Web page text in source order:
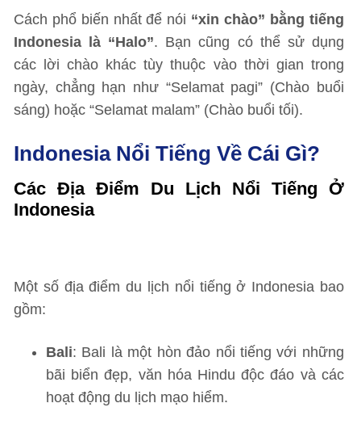
Cách phổ biến nhất để nói “xin chào” bằng tiếng
Indonesia là “Halo”. Bạn cũng có thể sử dụng
các lời chào khác tùy thuộc vào thời gian trong
ngày, chẳng hạn như “Selamat pagi” (Chào buổi
sáng) hoặc “Selamat malam” (Chào buổi tối).
Indonesia Nổi Tiếng Về Cái Gì?
Các Địa Điểm Du Lịch Nổi Tiếng Ở
Indonesia
Một số địa điểm du lịch nổi tiếng ở Indonesia bao
gồm:
Bali: Bali là một hòn đảo nổi tiếng với những
bãi biển đẹp, văn hóa Hindu độc đáo và các
hoạt động du lịch mạo hiểm.